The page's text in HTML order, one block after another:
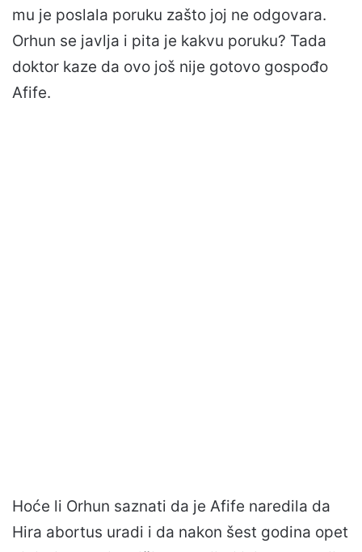
mu je poslala poruku zašto joj ne odgovara.
Orhun se javlja i pita je kakvu poruku? Tada
doktor kaze da ovo još nije gotovo gospođo
Afife.
Hoće li Orhun saznati da je Afife naredila da
Hira abortus uradi i da nakon šest godina opet